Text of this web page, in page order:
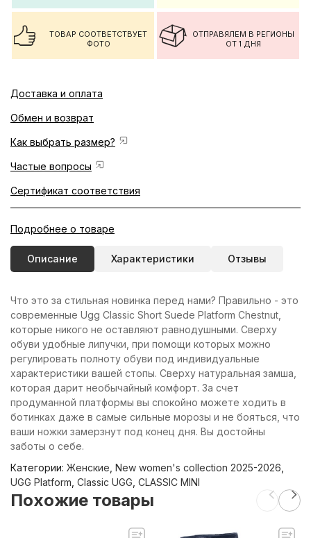
ТОВАР СООТВЕТСТВУЕТ
ФОТО
ОТПРАВЯЛЕМ В РЕГИОНЫ
ОТ 1 ДНЯ
Доставка и оплата
Обмен и возврат
Как выбрать размер?
Частые вопросы
Сертификат соответствия
Подробнее о товаре
Описание Характеристики Отзывы
Что это за стильная новинка перед нами? Правильно - это
современные Ugg Classic Short Suede Platform Chestnut,
которые никого не оставляют равнодушными. Сверху
обуви удобные липучки, при помощи которых можно
регулировать полноту обуви под индивидуальные
характеристики вашей стопы. Сверху натуральная замша,
которая дарит необычайный комфорт. За счет
продуманной платформы вы спокойно можете ходить в
ботинках даже в самые сильные морозы и не бояться, что
ваши ножки замерзнут под конец дня. Вы достойны
заботы о себе.
Категории: Женские New women's collection 2025-2026
UGG Platform Classic UGG CLASSIC MINI
Похожие товары